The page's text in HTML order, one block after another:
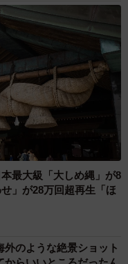
最大級「大しめ縄」が8
」が28万回超再生「ほ
外のような絶景ショット